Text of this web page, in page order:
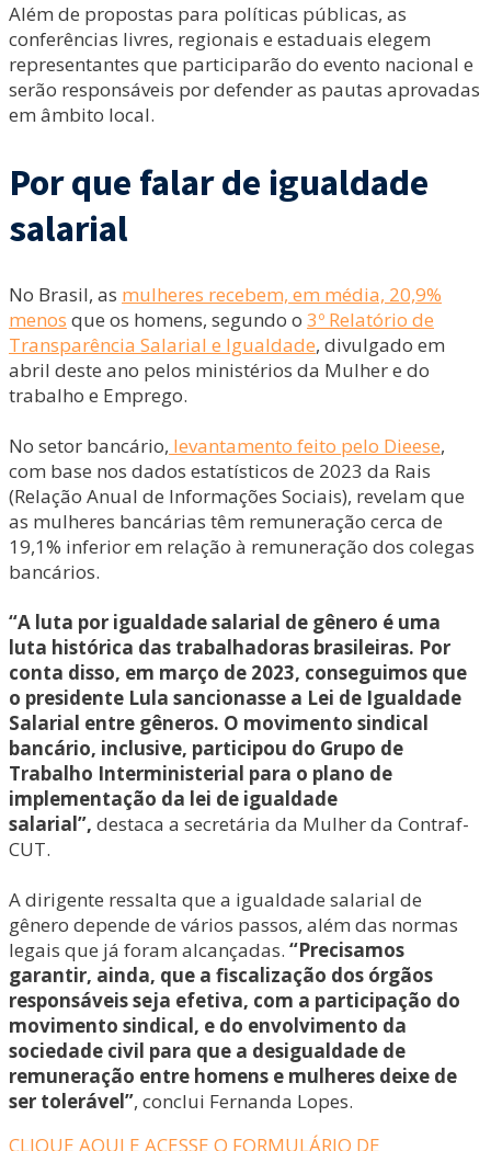
Além de propostas para políticas públicas, as
conferências livres, regionais e estaduais elegem
representantes que participarão do evento nacional e
serão responsáveis por defender as pautas aprovadas
em âmbito local.
Por que falar de igualdade
salarial
No Brasil, as mulheres recebem, em média, 20,9%
menos que os homens, segundo o 3º Relatório de
Transparência Salarial e Igualdade, divulgado em
abril deste ano pelos ministérios da Mulher e do
trabalho e Emprego.
No setor bancário, levantamento feito pelo Dieese,
com base nos dados estatísticos de 2023 da Rais
(Relação Anual de Informações Sociais), revelam que
as mulheres bancárias têm remuneração cerca de
19,1% inferior em relação à remuneração dos colegas
bancários.
“A luta por igualdade salarial de gênero é uma
luta histórica das trabalhadoras brasileiras. Por
conta disso, em março de 2023, conseguimos que
o presidente Lula sancionasse a Lei de Igualdade
Salarial entre gêneros. O movimento sindical
bancário, inclusive, participou do Grupo de
Trabalho Interministerial para o plano de
implementação da lei de igualdade
salarial”, destaca a secretária da Mulher da Contraf-
CUT.
A dirigente ressalta que a igualdade salarial de
gênero depende de vários passos, além das normas
legais que já foram alcançadas. “Precisamos
garantir, ainda, que a fiscalização dos órgãos
responsáveis seja efetiva, com a participação do
movimento sindical, e do envolvimento da
sociedade civil para que a desigualdade de
remuneração entre homens e mulheres deixe de
ser tolerável”, conclui Fernanda Lopes.
CLIQUE AQUI E ACESSE O FORMULÁRIO DE